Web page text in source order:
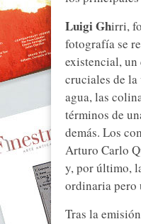
Luigi Ghirri,
fotografía se
existencial, un
cruciales de
agua, las
términos de
demás. Los
Arturo Carlo
y, por último,
ordinaria pero
Tras la